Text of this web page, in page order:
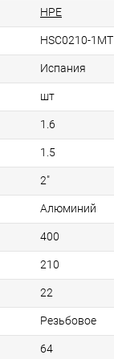
HPE
HSC0210-
Испания
шт
1.6
1.5
2"
Алюминий
400
210
22
Резьбовое
64